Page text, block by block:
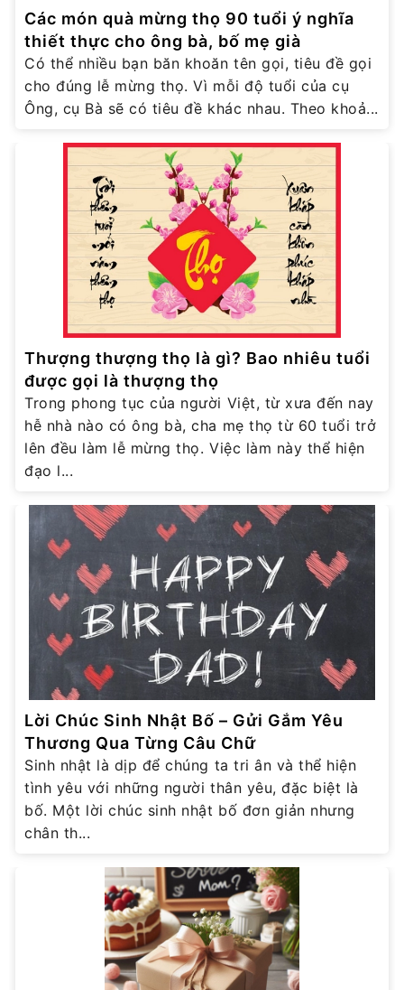
Các món quà mừng thọ 90 tuổi ý nghĩa
thiết thực cho ông bà, bố mẹ già
Có thể nhiều bạn băn khoăn tên gọi, tiêu đề gọi
cho đúng lễ mừng thọ. Vì mỗi độ tuổi của cụ
Ông, cụ Bà sẽ có tiêu đề khác nhau. Theo khoả...
Thượng thượng thọ là gì? Bao nhiêu tuổi
được gọi là thượng thọ
Trong phong tục của người Việt, từ xưa đến nay
hễ nhà nào có ông bà, cha mẹ thọ từ 60 tuổi trở
lên đều làm lễ mừng thọ. Việc làm này thể hiện
đạo l...
Lời Chúc Sinh Nhật Bố – Gửi Gắm Yêu
Thương Qua Từng Câu Chữ
Sinh nhật là dịp để chúng ta tri ân và thể hiện
tình yêu với những người thân yêu, đặc biệt là
bố. Một lời chúc sinh nhật bố đơn giản nhưng
chân th...